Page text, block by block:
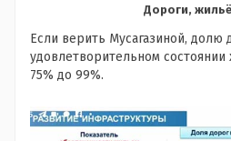
Дороги,
Если верить Мусагазиной,
удовлетворительном состоянии
75% до 99%.